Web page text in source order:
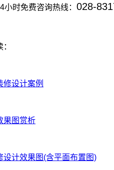
时免费咨询热线： 028-
修设计案例
果图赏析
设计效果图(含平面布置图)